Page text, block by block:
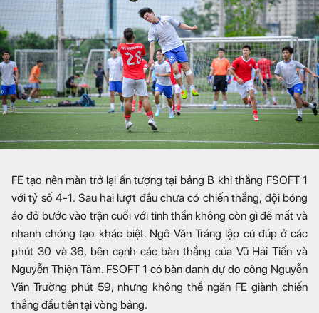
FE tạo nên màn trở lại ấn tượng tại bảng B khi thắng FSOFT 1
với tỷ số 4-1. Sau hai lượt đầu chưa có chiến thắng, đội bóng
áo đỏ bước vào trận cuối với tinh thần không còn gì để mất và
nhanh chóng tạo khác biệt. Ngô Văn Tráng lập cú đúp ở các
phút 30 và 36, bên cạnh các bàn thắng của Vũ Hải Tiến và
Nguyễn Thiện Tâm. FSOFT 1 có bàn danh dự do công Nguyễn
Văn Trường phút 59, nhưng không thể ngăn FE giành chiến
thắng đầu tiên tại vòng bảng.